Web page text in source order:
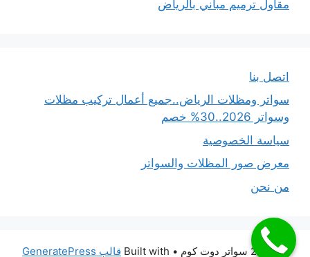
مقاول ترميم مباني بالرياض
اتصل بنا
سواتر ومظلات الرياض..جميع أعمال تركيب مظلات
وسواتر 2026..30% خصم
سياسة الخصوصية
معرض صور المظلات والسواتر
من نحن
© 2026 سواتر دوت كوم • Built with قالب GeneratePress